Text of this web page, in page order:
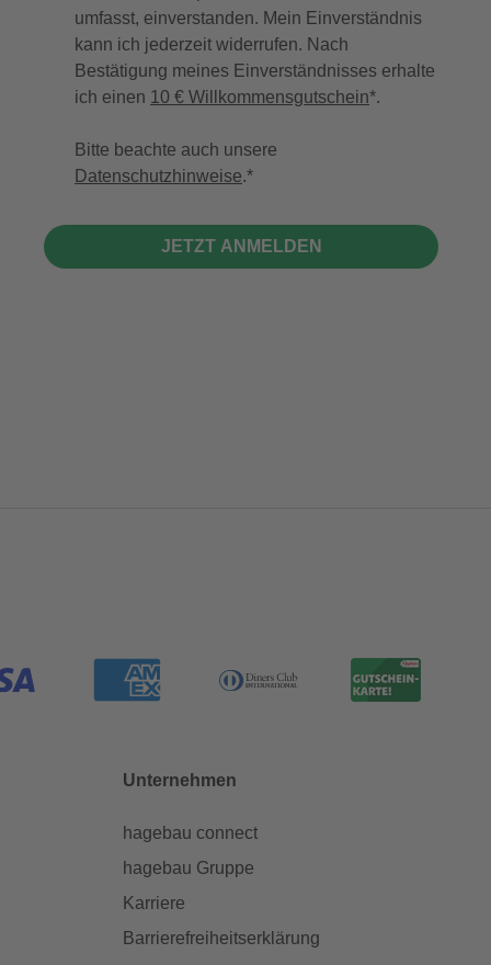
umfasst, einverstanden. Mein Einverständnis
kann ich jederzeit widerrufen. Nach
Bestätigung meines Einverständnisses erhalte
ich einen 10 € Willkommensgutschein*.
Bitte beachte auch unsere
Datenschutzhinweise.
JETZT ANMELDEN
Unternehmen
hagebau connect
hagebau Gruppe
Karriere
Barrierefreiheitserklärung